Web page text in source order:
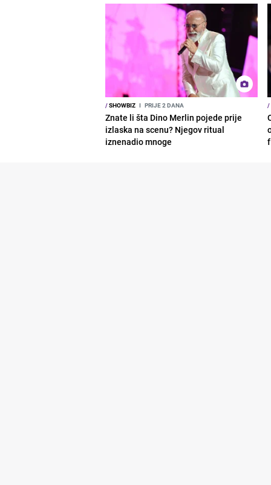
/SHOWBIZ I PRIJE 2 DANA
Znate li šta Dino Merlin pojede prije
izlaska na scenu? Njegov ritual
iznenadio mnoge
/